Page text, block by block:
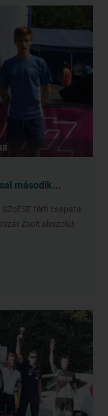
második...
férfi csapata
Zsolt abszolút